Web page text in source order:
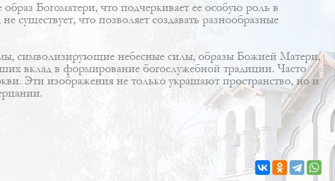
Богоматери, что подчеркивает ее особую роль в
что позволяет создавать разнообразные
символизирующие небесные силы, образы Божией Матери,
вклад в формирование богослужебной традиции. Часто
Эти изображения не только украшают пространство, но и